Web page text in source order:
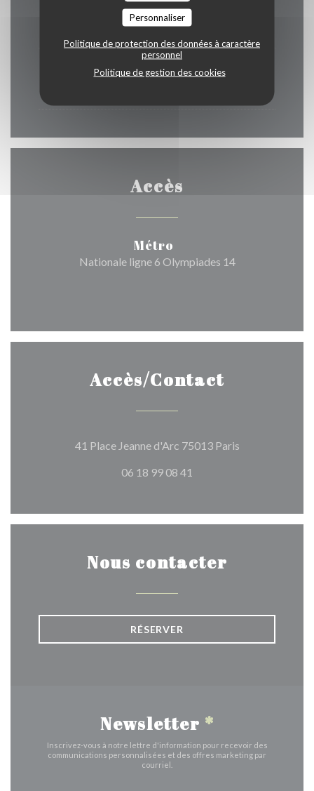
Personnaliser
Politique de protection des données à caractère
personnel
Politique de gestion des cookies
Mar-Sam
12h00 - 15h00 • 19h00 - 22h00
Dimanche
Accès
Métro
Nationale ligne 6 Olympiades 14
Accès/Contact
41 Place Jeanne d'Arc 75013 Paris((ouvre une
06 18 99 08 41
Nous contacter
RÉSERVER
Newsletter *
Inscrivez-vous à notre lettre d'information pour recevoir des
communications personnalisées et des offres marketing par
courriel.